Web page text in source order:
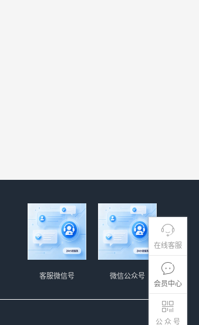
在线客服
会员中心
公 众 号
微信公众号
客服微信号